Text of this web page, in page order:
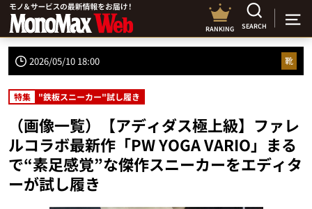
RANKING SEARCH
2026/05/10 18:00 靴
特集 "鉄板スニーカー"試し履き
（画像一覧）【アディダス極上級】ファレ
ルコラボ最新作「PW YOGA VARIO」まる
で“素足感覚”な傑作スニーカーをエディタ
ーが試し履き